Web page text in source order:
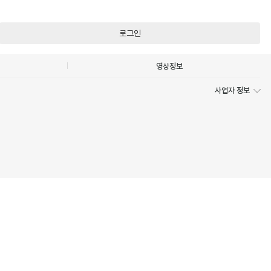
로그인
영상정보
사업자 정보